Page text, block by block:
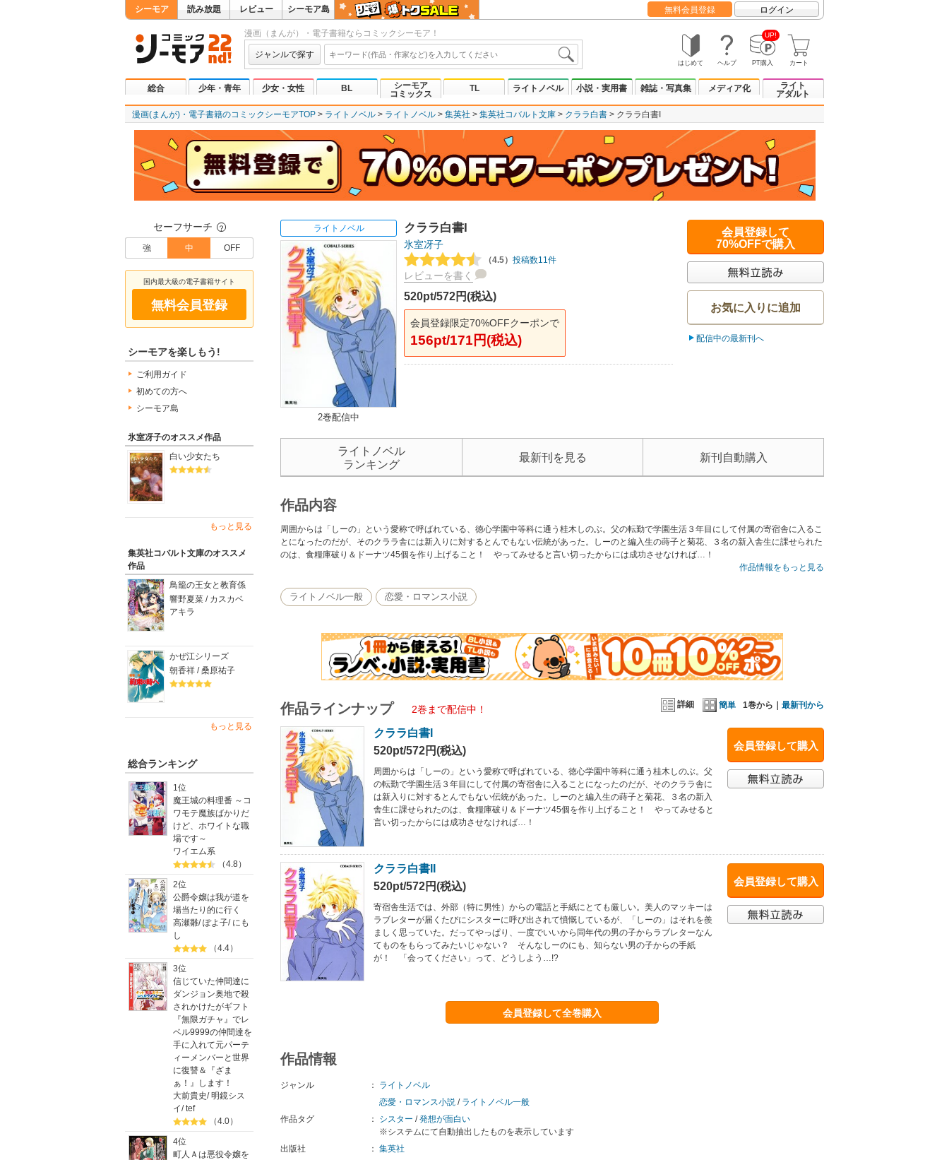
シーモア 読み放題 レビュー シーモア島 無料会員登録 ログイン
漫画（まんが）・電子書籍ならコミックシーモア！
ジャンルで探す
はじめて ヘルプ
UP!
PT購入 カート
総合 少年・青年 少女・女性 BL
シーモア
コミックス
TL ライトノベル 小説・実用書 雑誌・写真集 メディア化
ライト
アダルト
漫画(まんが)・電子書籍のコミックシーモアTOP ライトノベル ライトノベル 集英社 集英社コバルト文庫 クララ白書 クララ白書I
セーフサーチ ？
強 中 OFF
国内最大級の電子書籍サイト
無料会員登録
シーモアを楽しもう!
ご利用ガイド
初めての方へ
シーモア島
氷室冴子のオススメ作品
白い少女たち
もっと見る
集英社コバルト文庫のオススメ
作品
鳥籠の王女と教育係
響野夏菜 / カスカベ
アキラ
かぜ江シリーズ
朝香祥 / 桑原祐子
もっと見る
総合ランキング
1位
魔王城の料理番 ～コ
ワモテ魔族ばかりだ
けど、ホワイトな職
場です～
ワイエム系
（4.8）
2位
公爵令嬢は我が道を
場当たり的に行く
高瀬雛/ぽよ子/ にも
し
（4.4）
3位
信じていた仲間達に
ダンジョン奥地で殺
されかけたがギフト
『無限ガチャ』でレ
ベル9999の仲間達を
手に入れて元パーテ
ィーメンバーと世界
に復讐＆『ざま
ぁ！』します！
大前貴史/明鏡シス
イ/tef
（4.0）
4位
町人Ａは悪役令嬢を
ライトノベル
2巻配信中
クララ白書I
氷室冴子
（4.5） 投稿数11件
レビューを書く
520pt/572円(税込)
会員登録限定70%OFFクーポンで
156pt/171円(税込)
会員登録して
70%OFFで購入
お気に入りに追加
配信中の最新刊へ
ライトノベル
ランキング
最新刊を見る 新刊自動購入
作品内容
周囲からは「しーの」という愛称で呼ばれている、徳心学園中等科に通う桂木しのぶ。父の転勤で学園生活３年目にして付属の寄宿舎に入るこ
とになったのだが、そのクララ舎には新入りに対するとんでもない伝統があった。しーのと編入生の蒔子と菊花、３名の新入舎生に課せられた
のは、食糧庫破り＆ドーナツ45個を作り上げること！ やってみせると言い切ったからには成功させなければ…！
作品情報をもっと見る
ライトノベル一般 恋愛・ロマンス小説
詳細 簡単 1巻から｜ 最新刊から
作品ラインナップ 2巻まで配信中！
会員登録して購入
クララ白書I
520pt/572円(税込)
周囲からは「しーの」という愛称で呼ばれている、徳心学園中等科に通う桂木しのぶ。父
の転勤で学園生活３年目にして付属の寄宿舎に入ることになったのだが、そのクララ舎に
は新入りに対するとんでもない伝統があった。しーのと編入生の蒔子と菊花、３名の新入
舎生に課せられたのは、食糧庫破り＆ドーナツ45個を作り上げること！ やってみせると
言い切ったからには成功させなければ…！
会員登録して購入
クララ白書II
520pt/572円(税込)
寄宿舎生活では、外部（特に男性）からの電話と手紙にとても厳しい。美人のマッキーは
ラブレターが届くたびにシスターに呼び出されて憤慨しているが、「しーの」はそれを羨
ましく思っていた。だってやっぱり、一度でいいから同年代の男の子からラブレターなん
てものをもらってみたいじゃない？ そんなしーのにも、知らない男の子からの手紙
が！ 「会ってください」って、どうしよう…!?
会員登録して全巻購入
作品情報
ジャンル ：
ライトノベル
恋愛・ロマンス小説 / ライトノベル一般
作品タグ
： シスター /発想が面白い
※システムにて自動抽出したものを表示しています
出版社
： 集英社